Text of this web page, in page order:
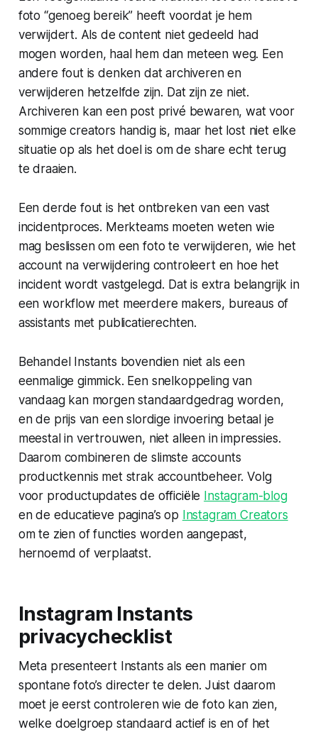
foto “genoeg bereik” heeft voordat je hem
verwijdert. Als de content niet gedeeld had
mogen worden, haal hem dan meteen weg. Een
andere fout is denken dat archiveren en
verwijderen hetzelfde zijn. Dat zijn ze niet.
Archiveren kan een post privé bewaren, wat voor
sommige creators handig is, maar het lost niet elke
situatie op als het doel is om de share echt terug
te draaien.
Een derde fout is het ontbreken van een vast
incidentproces. Merkteams moeten weten wie
mag beslissen om een foto te verwijderen, wie het
account na verwijdering controleert en hoe het
incident wordt vastgelegd. Dat is extra belangrijk in
een workflow met meerdere makers, bureaus of
assistants met publicatierechten.
Behandel Instants bovendien niet als een
eenmalige gimmick. Een snelkoppeling van
vandaag kan morgen standaardgedrag worden,
en de prijs van een slordige invoering betaal je
meestal in vertrouwen, niet alleen in impressies.
Daarom combineren de slimste accounts
productkennis met strak accountbeheer. Volg
voor productupdates de officiële Instagram-blog
en de educatieve pagina’s op Instagram Creators
om te zien of functies worden aangepast,
hernoemd of verplaatst.
Instagram Instants
privacychecklist
Meta presenteert Instants als een manier om
spontane foto’s directer te delen. Juist daarom
moet je eerst controleren wie de foto kan zien,
welke doelgroep standaard actief is en of het